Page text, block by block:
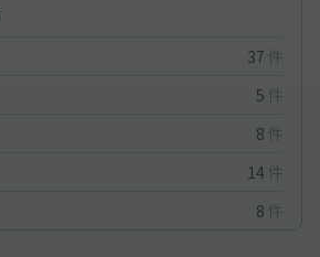
37 件
5 件
8 件
14 件
8 件